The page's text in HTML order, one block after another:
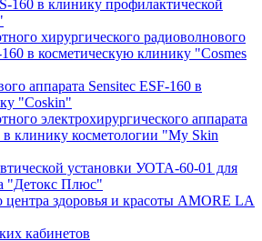
160 в клинику профилактической
хирургического радиоволнового
160 в косметическую клинику "Cosmes
аппарата Sensitec ESF-160 в
"Coskin"
электрохирургического аппарата
клинику косметологии "My Skin
установки УОТА-60-01 для
"Детокс Плюс"
здоровья и красоты AMORE LA
кабинетов